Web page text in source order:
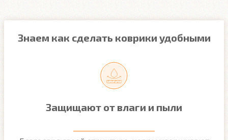
Знаем как сделать коврики удобными
Защищают от влаги и пыли